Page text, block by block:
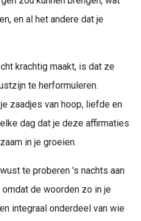
en al het andere dat je
krachtig maakt, is dat ze
te herformuleren.
zaadjes van hoop, liefde en
dag dat je deze affirmaties
in je groeien.
te proberen 's nachts aan
de woorden zo in je
integraal onderdeel van wie